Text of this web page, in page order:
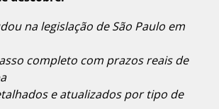
na legislação de São Paulo em
completo com prazos reais de
e atualizados por tipo de